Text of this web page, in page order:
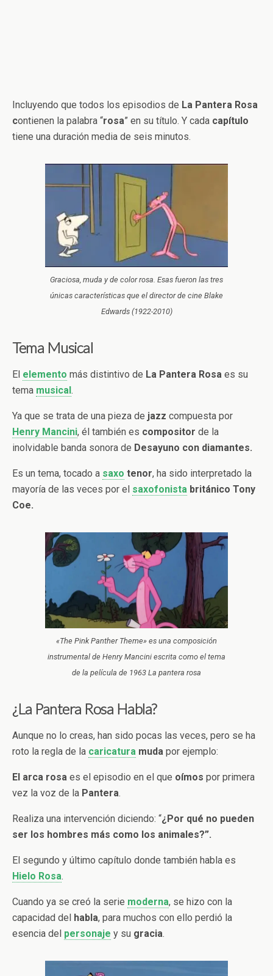
Incluyendo que todos los episodios de La Pantera Rosa
contienen la palabra “rosa” en su título. Y cada capítulo
tiene una duración media de seis minutos.
Graciosa, muda y de color rosa. Esas fueron las tres
únicas características que el director de cine Blake
Edwards (1922-2010)
Tema Musical
El elemento más distintivo de La Pantera Rosa es su
tema musical.
Ya que se trata de una pieza de jazz compuesta por
Henry Mancini, él también es compositor de la
inolvidable banda sonora de Desayuno con diamantes.
Es un tema, tocado a saxo tenor, ha sido interpretado la
mayoría de las veces por el saxofonista británico Tony
Coe.
«The Pink Panther Theme» es una composición
instrumental de Henry Mancini escrita como el tema
de la película de 1963 La pantera rosa
¿La Pantera Rosa Habla?
Aunque no lo creas, han sido pocas las veces, pero se ha
roto la regla de la caricatura muda por ejemplo:
El arca rosa es el episodio en el que oímos por primera
vez la voz de la Pantera.
Realiza una intervención diciendo: “¿Por qué no pueden
ser los hombres más como los animales?”.
El segundo y último capítulo donde también habla es
Hielo Rosa.
Cuando ya se creó la serie moderna, se hizo con la
capacidad del
habla, para muchos con ello perdió la
esencia del personaje y su gracia.